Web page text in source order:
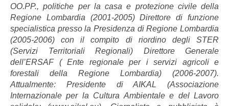
OO.PP., politiche per la casa e protezione civile della
Regione Lombardia (2001-2005) Direttore di funzione
specialistica presso la Presidenza di Regione Lombardia
(2005-2006) con il compito di riordino degli STER
(Servizi Territoriali Regionali) Direttore Generale
dell’ERSAF ( Ente regionale per i servizi agricoli e
forestali della Regione Lombardia) (2006-2007).
Attualmente: Presidente di AIKAL (Associazione
Internazionale per la Cultura Ambientale e del Lavoro